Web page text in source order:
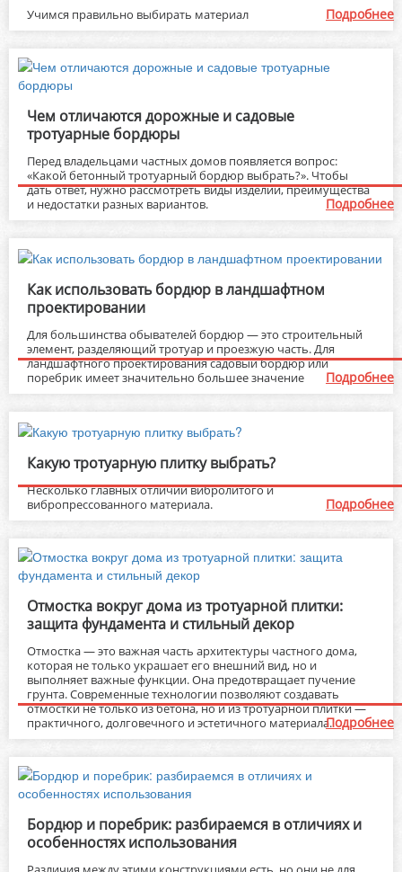
Учимся правильно выбирать материал Подробнее
Чем отличаются дорожные и садовые
тротуарные бордюры
Перед владельцами частных домов появляется вопрос:
«Какой бетонный тротуарный бордюр выбрать?». Чтобы
дать ответ, нужно рассмотреть виды изделий, преимущества
и недостатки разных вариантов.
Подробнее
Как использовать бордюр в ландшафтном
проектировании
Для большинства обывателей бордюр — это строительный
элемент, разделяющий тротуар и проезжую часть. Для
ландшафтного проектирования садовый бордюр или
поребрик имеет значительно большее значение
Подробнее
Какую тротуарную плитку выбрать?
Несколько главных отличий вибролитого и
вибропрессованного материала.
Подробнее
Отмостка вокруг дома из тротуарной плитки:
защита фундамента и стильный декор
Отмостка — это важная часть архитектуры частного дома,
которая не только украшает его внешний вид, но и
выполняет важные функции. Она предотвращает пучение
грунта. Современные технологии позволяют создавать
отмостки не только из бетона, но и из тротуарной плитки —
практичного, долговечного и эстетичного материала.Подробнее
Бордюр и поребрик: разбираемся в отличиях и
особенностях использования